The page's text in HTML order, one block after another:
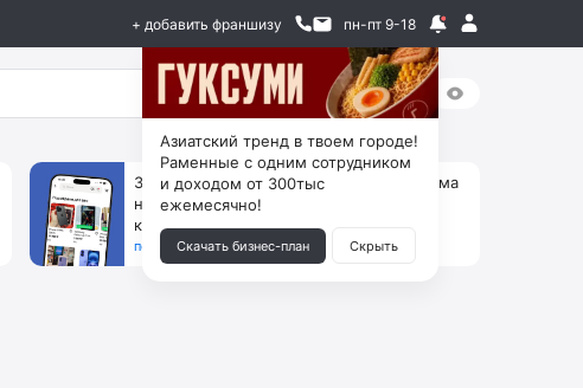
+ добавить франшизу пн-пт 9-18
За 90 тыс. открой магазин на Авито, дома
ни коробок, ни товара, ни склада, зато
каждый месяц +125 тыс. чистыми
получить бизнес-план ↓
Азиатский тренд в твоем городе!
Раменные с одним сотрудником
и доходом от 300тыс
ежемесячно!
Скачать бизнес-план Скрыть